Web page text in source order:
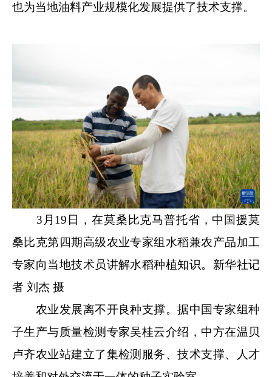
也为当地油料产业规模化发展提供了技术支撑。
3月19日，在莫桑比克马普托省，中国援莫
桑比克第四期高级农业专家组水稻兼农产品加工
专家向当地技术员讲解水稻种植知识。新华社记
者 刘杰 摄
农业发展离不开良种支撑。据中国专家组种
子生产与质量检测专家吴桂云介绍，中方在温贝
卢齐农业站建立了集检测服务、技术支撑、人才